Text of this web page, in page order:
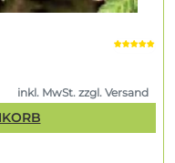
inkl. MwSt. zzgl. Versand